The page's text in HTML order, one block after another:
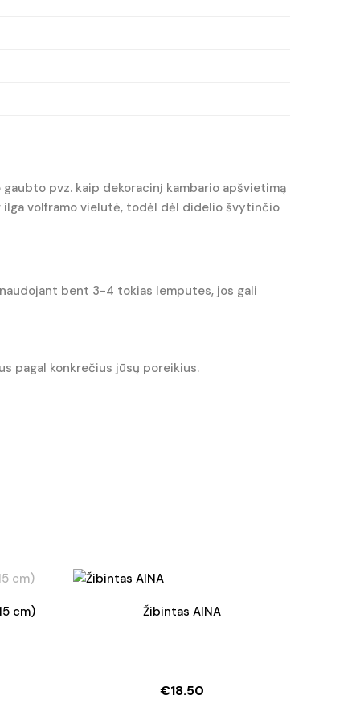
pvz. kaip dekoracinį kambario apšvietimą
ilga volframo vielutė, todėl dėl didelio švytinčio
bent 3-4 tokias lemputes, jos gali
pagal konkrečius jūsų poreikius.
cm) Žibintas AINA
€18.50